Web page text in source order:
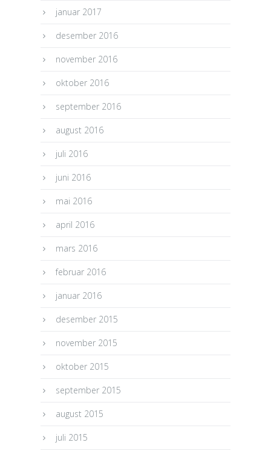
januar 2017
desember 2016
november 2016
oktober 2016
september 2016
august 2016
juli 2016
juni 2016
mai 2016
april 2016
mars 2016
februar 2016
januar 2016
desember 2015
november 2015
oktober 2015
september 2015
august 2015
juli 2015